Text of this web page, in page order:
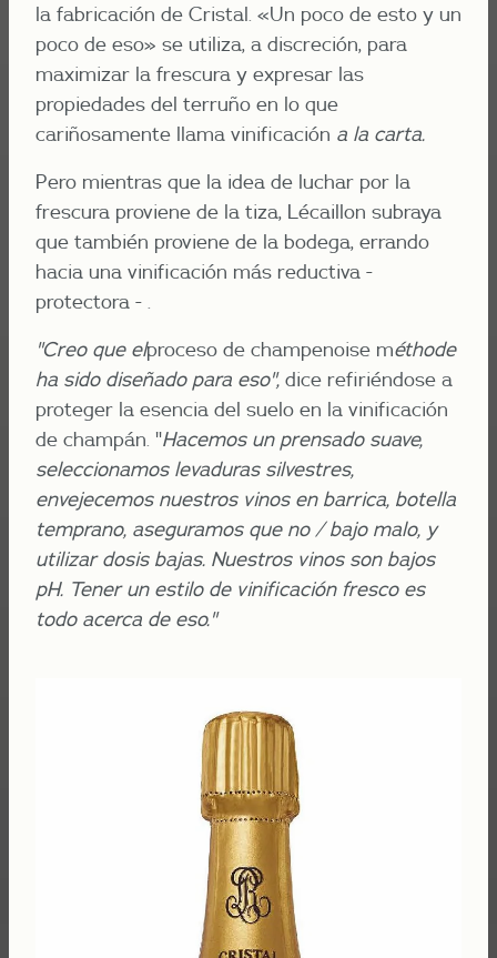
la fabricación de Cristal. «Un poco de esto y un
poco de eso» se utiliza, a discreción, para
maximizar la frescura y expresar las
propiedades del terruño en lo que
cariñosamente llama vinificación a la carta.
Pero mientras que la idea de luchar por la
frescura proviene de la tiza, Lécaillon subraya
que también proviene de la bodega, errando
hacia una vinificación más reductiva -
protectora - .
"Creo que elproceso de champenoise méthode
ha sido diseñado para eso", dice refiriéndose a
proteger la esencia del suelo en la vinificación
de champán. "Hacemos un prensado suave,
seleccionamos levaduras silvestres,
envejecemos nuestros vinos en barrica, botella
temprano, aseguramos que no / bajo malo, y
utilizar dosis bajas. Nuestros vinos son bajos
pH. Tener un estilo de vinificación fresco es
todo acerca de eso."